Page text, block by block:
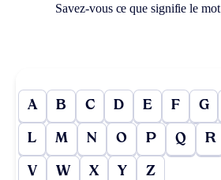
Savez-vous ce que signifie le mot
A B C D E F G
L M N O P Q R
V W X Y Z